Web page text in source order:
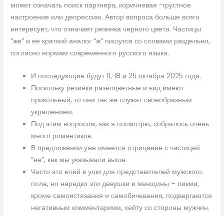
может означать поиск партнера, коричневая -грустное
настроение или депрессию. Автор вопроса больше всего
интересует, что означает резинка черного цвета. Частицы
“же” и ее краткий аналог “ж” пишутся со словами раздельно,
согласно нормам современного русского языка.
И последующие будут 11, 18 и 25 октября 2025 года.
Поскольку резинки разноцветные и вид имеют
прикольный, то они так же служат своеобразным
украшением.
Под этим вопросом, как я посмотрю, собралось очень
много романтиков.
В предложении уже имеется отрицание с частицей
“не”, как мы указывали выше.
Часто это елей в уши для представителей мужского
пола, но нередко эти девушки и женщины – пикми,
кроме самоистязания и самобичевания, подвергаются
негативным комментариям, хейту со стороны мужчин.